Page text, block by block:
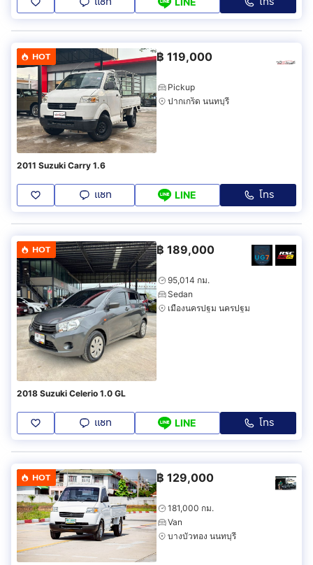
HOT ฿ 119,000
Pickup
ปากเกร็ด นนทบุรี
2011 Suzuki Carry 1.6
แชท LINE โทร
HOT ฿ 189,000
95,014 กม.
Sedan
เมืองนครปฐม นครปฐม
2018 Suzuki Celerio 1.0 GL
แชท LINE โทร
HOT ฿ 129,000
181,000 กม.
Van
บางบัวทอง นนทบุรี